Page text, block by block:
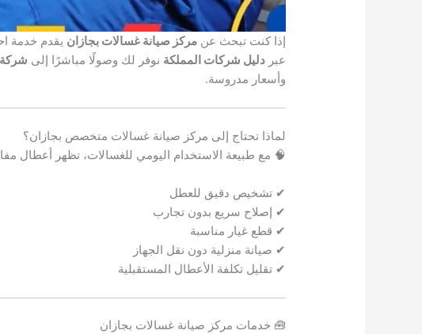
إذا كنت تبحث عنمركز صيانة غسالات بجازان يقدم خدمة
عبردليل شركات المملكة نوفر لك وصولًا مباشرًا إلى شركة
وأسعار مدروسة.
لماذا تحتاج إلى مركز صيانة غسالات متخصص بجازان؟
🧠 مع طبيعة الاستخدام اليومي للغسالات، تظهر أعطال
✔ تشخيص دقيق للعطل
✔ إصلاح سريع بدون تجارب
✔ قطع غيار مناسبة
✔ صيانة منزلية دون نقل الجهاز
✔ تقليل تكلفة الأعطال المستقبلية
🧰 خدمات مركز صيانة غسالات بجازان